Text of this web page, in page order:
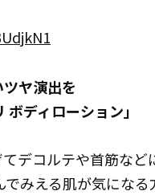
ヤ演出を
ディローション」
デコルテや首筋など
みえる肌が気にな